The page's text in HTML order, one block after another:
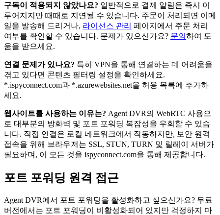
구독이 적용되지 않았나요? 일반적으로 결제 알림은 즉시 이
루어지지만 때때로 지연될 수 있습니다. 주문이 처리되면 이메
일을 발송해 드리거나, 라이선스 관리 페이지에서 주문 처리
여부를 확인할 수 있습니다. 문제가 있으신가요? 문의 하여 도
움을 받으세요.
연결 문제가 있나요? 특히 VPN을 통해 연결하는 데 어려움을
겪고 있다면 콘텐츠 필터링 설정을 확인하세요.
*.ispyconnect.com과 *.azurewebsites.net을 허용 목록에 추가하
세요.
웹사이트를 사용하는 이유는? Agent DVR의 WebRTC 사용으
로 대부분의 방화벽 및 포트 포워딩 복잡성을 우회할 수 있습
니다. 직접 연결은 로컬 네트워크에서 작동하지만, 보안 원격
접속을 위해 브라우저는 SSL, STUN, TURN 및 릴레이 서버가
필요하며, 이 모든 것을 ispyconnect.com을 통해 제공합니다.
포트 포워딩 원격 접근
Agent DVR에서 포트 포워딩을 활성화하고 싶으신가요? 무료
버전에서는 포트 포워딩이 비활성화되어 있지만 걱정하지 마